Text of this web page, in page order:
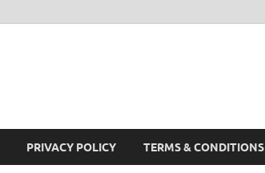
PRIVACY POLICY TERMS & CONDITIONS